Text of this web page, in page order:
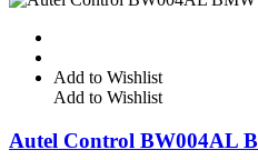
Add to Wishlist
Add to Wishlist
Autel Control BW004AL